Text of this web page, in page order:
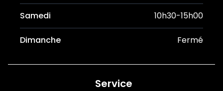
Samedi 10h30-15h00
Dimanche Fermé
Service